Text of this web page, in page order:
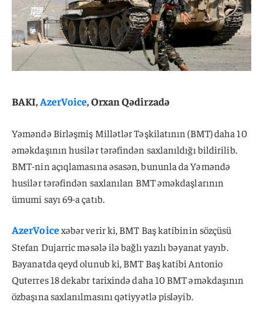
BAKI,AzerVoice, Orxan Qədirzadə
Yəməndə Birləşmiş Millətlər Təşkilatının (BMT) daha 10
əməkdaşının husilər tərəfindən saxlanıldığı bildirilib.
BMT-nin açıqlamasına əsasən, bununla da Yəməndə
husilər tərəfindən saxlanılan BMT əməkdaşlarının
ümumi sayı 69-a çatıb.
AzerVoicexəbər verir ki, BMT Baş katibinin sözçüsü
Stefan Dujarric məsələ ilə bağlı yazılı bəyanat yayıb.
Bəyanatda qeyd olunub ki, BMT Baş katibi Antonio
Quterres 18 dekabr tarixində daha 10 BMT əməkdaşının
özbaşına saxlanılmasını qətiyyətlə pisləyib.